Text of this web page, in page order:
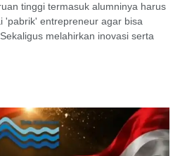
tinggi termasuk alumninya harus
'pabrik' entrepreneur agar bisa
melahirkan inovasi serta
Menkop UKM, ...